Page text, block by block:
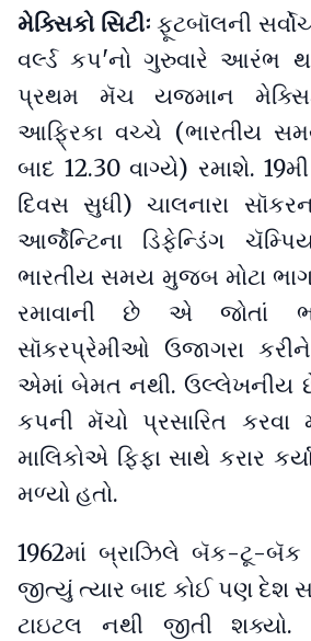
મેક્સિકો સિટીઃ ફૂટબૉલની
વર્લ્ડ કપ'નો ગુરુવારે આરંભ
પ્રથમ મૅચ યજમાન
આફ્રિકા વચ્ચે (ભારતીય
બાદ 12.30 વાગ્યે) રમાશે.
દિવસ સુધી) ચાલનારા
આર્જેન્ટિના ડિફેન્ડિંગ
ભારતીય સમય મુજબ મોટા
રમાવાની છે એ જોતાં
સૉકરપ્રેમીઓ ઉજાગરા
એમાં બેમત નથી. ઉલ્લેખનીય છે
કપની મૅચો પ્રસારિત
માલિકોએ ફિફા સાથે કરાર
મળ્યો હતો.
1962માં બ્રાઝિલે બૅક-ટૂ-બૅક
જીત્યું ત્યાર બાદ કોઈ પણ દેશ
ટાઇટલ નથી જીતી